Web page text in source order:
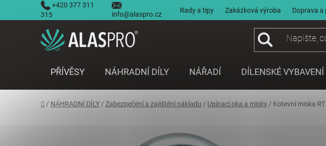
+420 377 311
315
info@alaspro.cz Rady a tipy Zakázková výroba Doprava a
PŘÍVĚSY NÁHRADNÍ DÍLY NÁŘADÍ DÍLENSKÉ VYBAVENÍ
Domů
/ NÁHRADNÍ DÍLY / Zabezpečení a zajištění nákladu / Upínací oka a misky / Kotevní miska